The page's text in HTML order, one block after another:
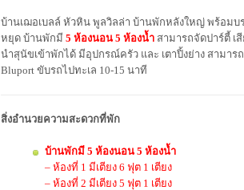
บ้านเฌอเบลล์ หัวหิน พูลวิลล่า บ้านพักหลังใหญ่ พร้อมบ
หยุด บ้านพักมี 5 ห้องนอน 5 ห้องน้ำ สามารถจัดปาร์ตี้ เ
นำสุนัขเข้าพักได้ มีอุปกรณ์ครัว และ เตาปิ้งย่าง สามาร
Bluport ขับรถไปทะเล 10-15 นาที
สิ่งอำนวยความสะดวกที่พัก
บ้านพักมี 5 ห้องนอน 5 ห้องน้ำ
– ห้องที่ 1 มีเตียง 6 ฟุต 1 เตียง
– ห้องที่ 2 มีเตียง 5 ฟุต 1 เตียง